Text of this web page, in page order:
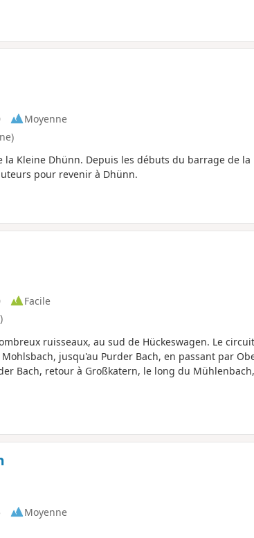
Moyenne
Kleine Dhünn. Depuis les débuts du barrage de la
pour revenir à Dhünn.
Facile
ruisseaux, au sud de Hückeswagen. Le
jusqu'au Purder Bach, en passant par
Bach, retour à Großkatern, le long du
Moyenne